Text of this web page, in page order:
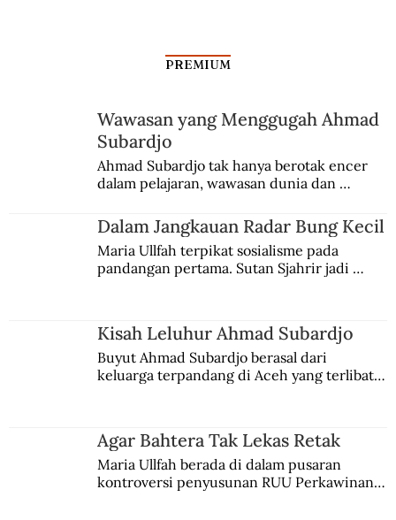
Kisah Berlawan dari Benua Seberang
PREMIUM
Wawasan yang Menggugah Ahmad
Subardjo
Ahmad Subardjo tak hanya berotak encer
dalam pelajaran, wawasan dunia dan
Jules Verne, Multatuli, hingga Sun Yat-sen.
Dalam Jangkauan Radar Bung Kecil
Maria Ullfah terpikat sosialisme pada
pandangan pertama. Sutan Sjahrir jadi
Kisah Leluhur Ahmad Subardjo
Buyut Ahmad Subardjo berasal dari
keluarga terpandang di Aceh yang terlibat
Agar Bahtera Tak Lekas Retak
Maria Ullfah berada di dalam pusaran
kontroversi penyusunan RUU Perkawinan.